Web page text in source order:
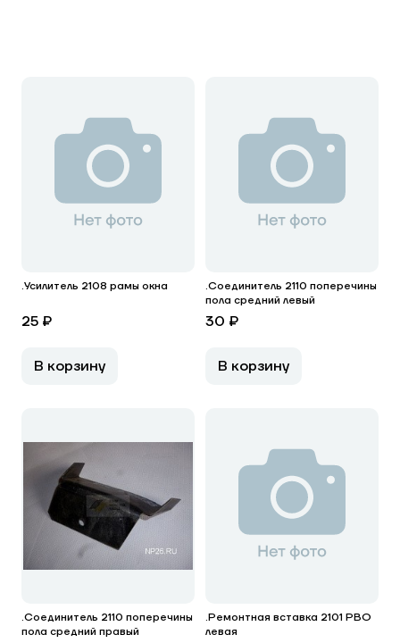
.Усилитель 2108 рамы окна
25 ₽
В корзину
.Соединитель 2110 поперечины
пола средний левый
30 ₽
В корзину
.Соединитель 2110 поперечины
пола средний правый
.Ремонтная вставка 2101 РВО
левая